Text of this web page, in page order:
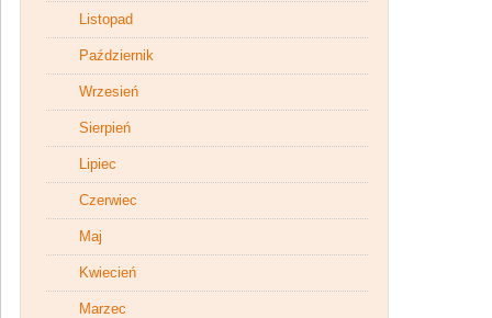
Listopad
Październik
Wrzesień
Sierpień
Lipiec
Czerwiec
Maj
Kwiecień
Marzec